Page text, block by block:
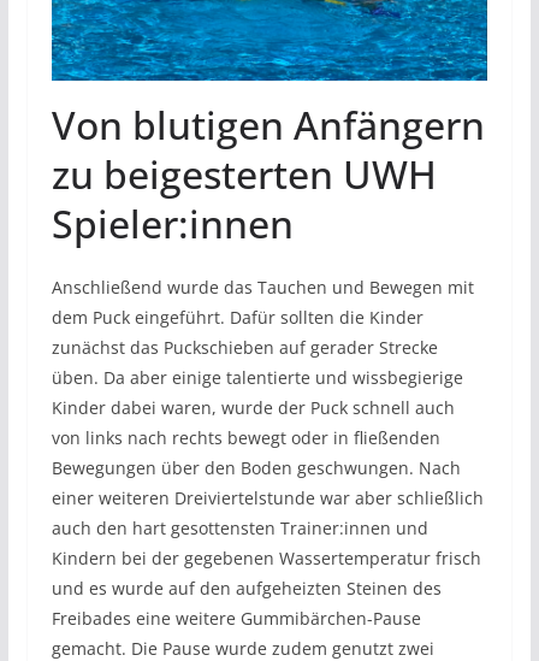
Von blutigen Anfängern
zu beigesterten UWH
Spieler:innen
Anschließend wurde das Tauchen und Bewegen mit
dem Puck eingeführt. Dafür sollten die Kinder
zunächst das Puckschieben auf gerader Strecke
üben. Da aber einige talentierte und wissbegierige
Kinder dabei waren, wurde der Puck schnell auch
von links nach rechts bewegt oder in fließenden
Bewegungen über den Boden geschwungen. Nach
einer weiteren Dreiviertelstunde war aber schließlich
auch den hart gesottensten Trainer:innen und
Kindern bei der gegebenen Wassertemperatur frisch
und es wurde auf den aufgeheizten Steinen des
Freibades eine weitere Gummibärchen-Pause
gemacht. Die Pause wurde zudem genutzt zwei